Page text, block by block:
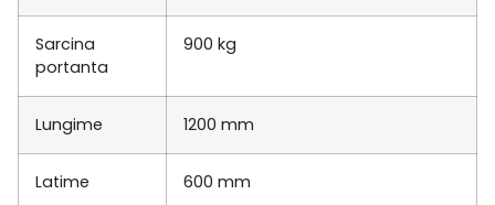
Sarcina
portanta
900 kg
Lungime 1200 mm
Latime 600 mm